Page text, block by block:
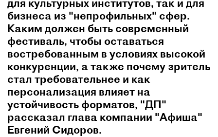
для культурных институтов, так и для
бизнеса из "непрофильных" сфер.
Каким должен быть современный
фестиваль, чтобы оставаться
востребованным в условиях высокой
конкуренции, а также почему зритель
стал требовательнее и как
персонализация влияет на
устойчивость форматов, "ДП"
рассказал глава компании "Афиша"
Евгений Сидоров.